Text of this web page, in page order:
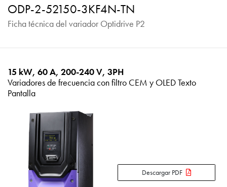
ODP-2-52150-3KF4N-TN
Ficha técnica del variador Optidrive P2
15 kW, 60 A, 200-240 V, 3PH
Variadores de frecuencia con filtro CEM y OLED Texto
Pantalla
Descargar PDF